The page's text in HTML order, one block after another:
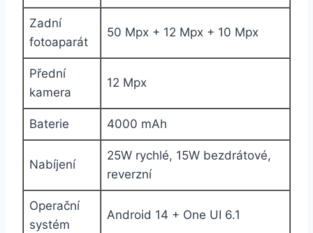
Zadní
fotoaparát
50 Mpx + 12 Mpx + 10 Mpx
Přední
kamera
12 Mpx
Baterie 4000 mAh
Nabíjení
25W rychlé, 15W bezdrátové,
reverzní
Operační
systém
Android 14 + One UI 6.1